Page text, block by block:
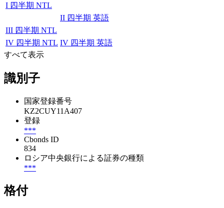
I 四半期 NTL
II 四半期 英語
III 四半期 NTL
IV 四半期 NTL IV 四半期 英語
すべて表示
識別子
国家登録番号
KZ2CUY11A407
登録
***
Cbonds ID
834
ロシア中央銀行による証券の種類
***
格付